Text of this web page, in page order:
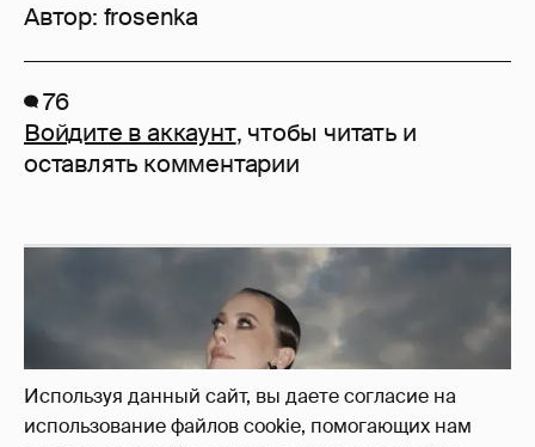
Используя данный сайт, вы даете согласие на
использование файлов cookie, помогающих нам
Автор: frosenka
76
Войдите в аккаунт, чтобы читать и
оставлять комментарии